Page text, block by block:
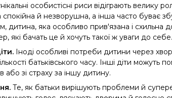
особистісні риси відіграють велику
й незворушна, а інша часто буває
дитина, яка особливо прив'язана і схильна
які бачать це й хочуть такої ж уваги до себе.
Іноді особливі потреби дитини через
батьківського часу. Інші діти можуть
зі страху за іншу дитину.
Те, як батьки вирішують проблеми й